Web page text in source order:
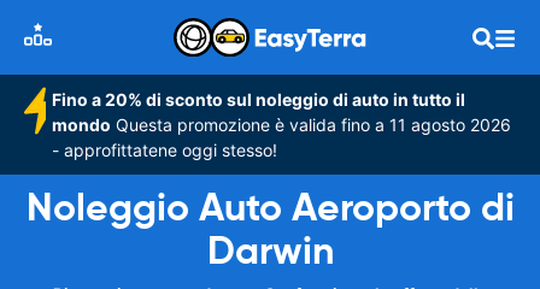
Fino a 20% di sconto sul noleggio di auto in tutto il
mondo Questa promozione è valida fino a 11 agosto 2026
- approfittatene oggi stesso!
Noleggio Auto Aeroporto di
Darwin